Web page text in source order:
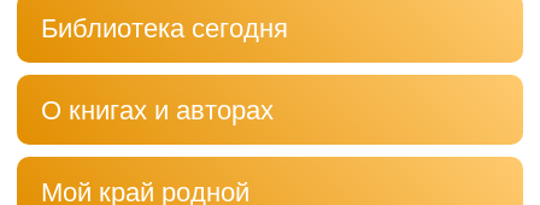
Библиотека сегодня
О книгах и авторах
Мой край родной